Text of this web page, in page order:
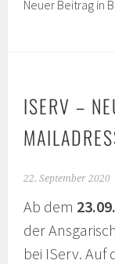
Neuer Beitrag in
ISERV –
22. September 2020
Ab dem
der
bei IServ. Auf